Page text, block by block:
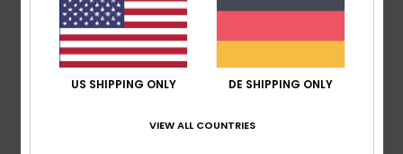
Kundenbewertungen
Durchschnittliche Bewertung
5.0/5
US SHIPPING ONLY DE SHIPPING ONLY
VIEW ALL COUNTRIES